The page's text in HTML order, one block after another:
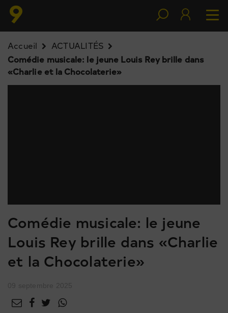
Accueil
ACTUALITÉS
Comédie musicale: le jeune Louis Rey brille dans
«Charlie et la Chocolaterie»
Comédie musicale: le jeune
Louis Rey brille dans «Charlie
et la Chocolaterie»